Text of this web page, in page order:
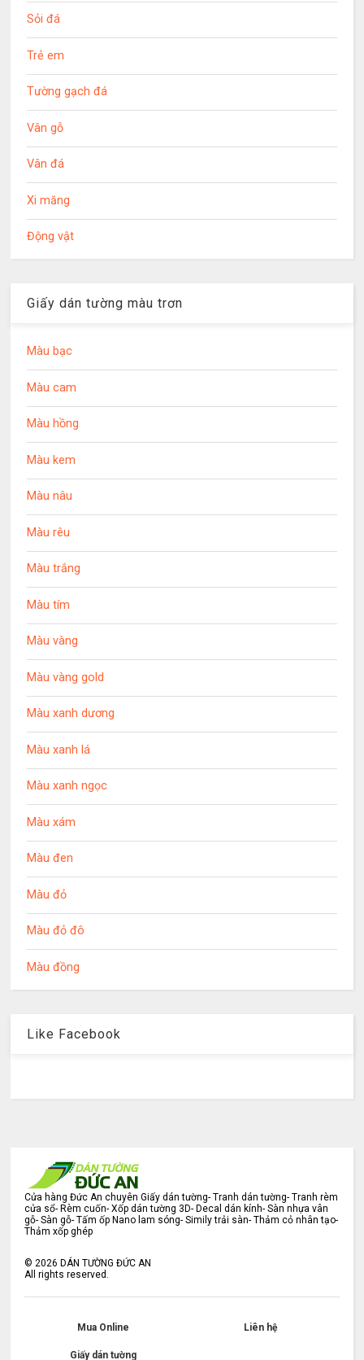
Sỏi đá
Trẻ em
Tường gạch đá
Vân gỗ
Vân đá
Xi măng
Động vật
Giấy dán tường màu trơn
Màu bạc
Màu cam
Màu hồng
Màu kem
Màu nâu
Màu rêu
Màu trắng
Màu tím
Màu vàng
Màu vàng gold
Màu xanh dương
Màu xanh lá
Màu xanh ngọc
Màu xám
Màu đen
Màu đỏ
Màu đỏ đô
Màu đồng
Like Facebook
Cửa hàng Đức An chuyên Giấy dán tường- Tranh dán tường- Tranh rèm
cửa sổ- Rèm cuốn- Xốp dán tường 3D- Decal dán kính- Sàn nhựa vân
gỗ- Sàn gỗ- Tấm ốp Nano lam sóng- Simily trải sàn- Thảm cỏ nhân tạo-
Thảm xốp ghép
© 2026 DÁN TƯỜNG ĐỨC AN
All rights reserved.
Mua Online Liên hệ
Giấy dán tường